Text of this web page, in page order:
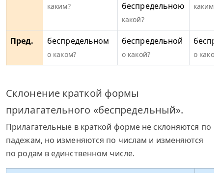
каким?
беспредельною
какой?
каким?
Пред. беспредельном
о каком?
беспредельной
о какой? о
Склонение краткой формы
прилагательного «беспредельный».
Прилагательные в краткой форме не склоняются по
падежам, но изменяются по числам и изменяются
по родам в единственном числе.